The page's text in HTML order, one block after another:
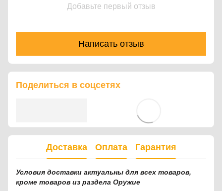
Добавьте первый отзыв
Написать отзыв
Поделиться в соцсетях
Доставка Оплата Гарантия
Условия доставки актуальны для всех товаров,
кроме товаров из раздела Оружие